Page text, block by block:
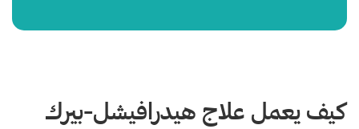
كيف يعمل علاج هيدرافيشل-بيرك